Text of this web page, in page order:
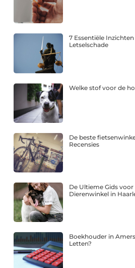
7 Essentiële
Letselschade
Welke stof voor de
De beste
Recensies
De Ultieme Gids
Dierenwinkel in
Boekhouder in
Letten?